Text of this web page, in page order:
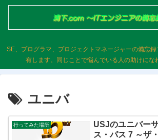
SE、プログラマ、プロジェクトマネージャーの備忘
有します。同じことで悩んでいる人の助けにな
ユニバ
行ってみた場所
USJのユニバー
ス・パス 7 ～ザ